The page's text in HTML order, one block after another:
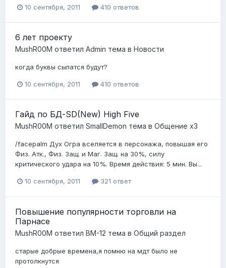
10 сентября, 2011 410 ответов
6 лет проекту
MushR00M ответил Admin тема в Новости
когда буквы сыпатся будут?
10 сентября, 2011 410 ответов
Гайд по БД-SD(New) High Five
MushR00M ответил SmallDemon тема в Общение x3
/facepalm Дух Огра вселяется в персонажа, повышая его
Физ. Атк., Физ. Защ. и Маг. Защ. на 30%, силу
критического удара на 10%. Время действия: 5 мин. Вы...
10 сентября, 2011 321 ответ
Повышение популярности торговли на
Парнасе
MushR00M ответил BM-12 тема в Общий раздел
старые добрые времена,я помню на мдт было не
протолкнутся